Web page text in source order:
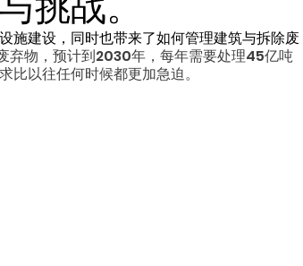
施建设，同时也带来了如何管理建筑与拆除废
弃物，预计到2030年，每年需要处理45亿吨
以往任何时候都更加急迫。